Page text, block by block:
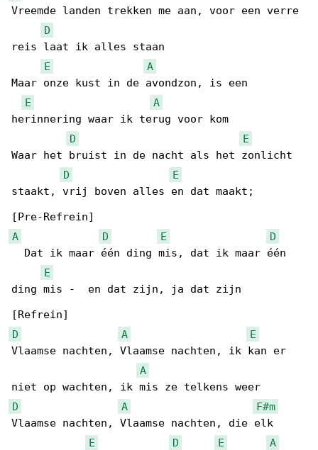
Vreemde landen trekken me aan, voor een verre
D
reis laat ik alles staan
E
A
Maar onze kust in de avondzon, is een
E
A
herinnering waar ik terug voor kom
D
E
Waar het bruist in de nacht als het zonlicht
D
E
staakt, vrij boven alles en dat maakt;
A
D E
D
  Dat ik maar één ding mis, dat ik maar één
E
ding mis -  en dat zijn, ja dat zijn
D
A
E
Vlaamse nachten, Vlaamse nachten, ik kan er
A
D
A
F#m
Vlaamse nachten, Vlaamse nachten, die elk
E
D E A